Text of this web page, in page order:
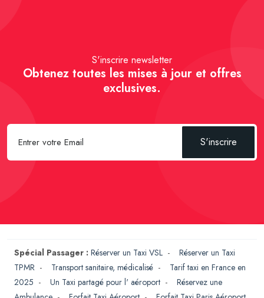
S'inscrire newsletter
Obtenez toutes les mises à jour et offres
exclusives.
S'inscrire
Spécial Passager : Réserver un Taxi VSL - Réserver un Taxi
TPMR - Transport sanitaire, médicalisé - Tarif taxi en France en
2025 - Un Taxi partagé pour l' aéroport - Réservez une